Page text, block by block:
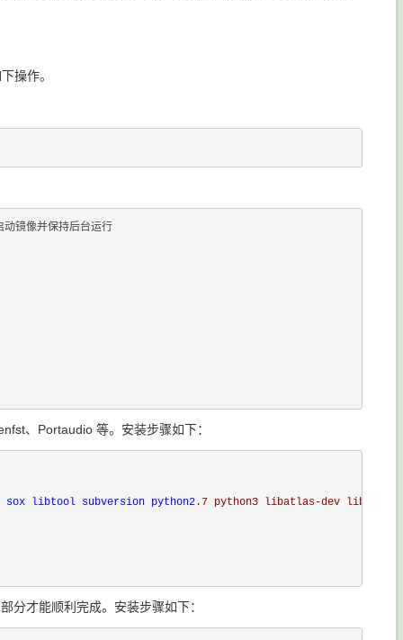
操作。
并保持后台运行
、Portaudio 等。安装步骤如下：
sox libtool subversion python2 .7 python3 libatlas-dev libatlas-
分才能顺利完成。安装步骤如下：